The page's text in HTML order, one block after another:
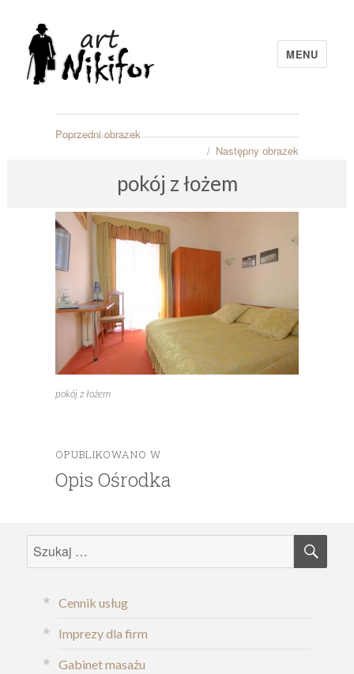
MENU
Poprzedni obrazek
Następny obrazek
pokój z łożem
pokój z łożem
Nawigacja
wpisu
OPUBLIKOWANO W
Opis Ośrodka
Szukaj:
Cennik usług
Imprezy dla firm
Gabinet masażu